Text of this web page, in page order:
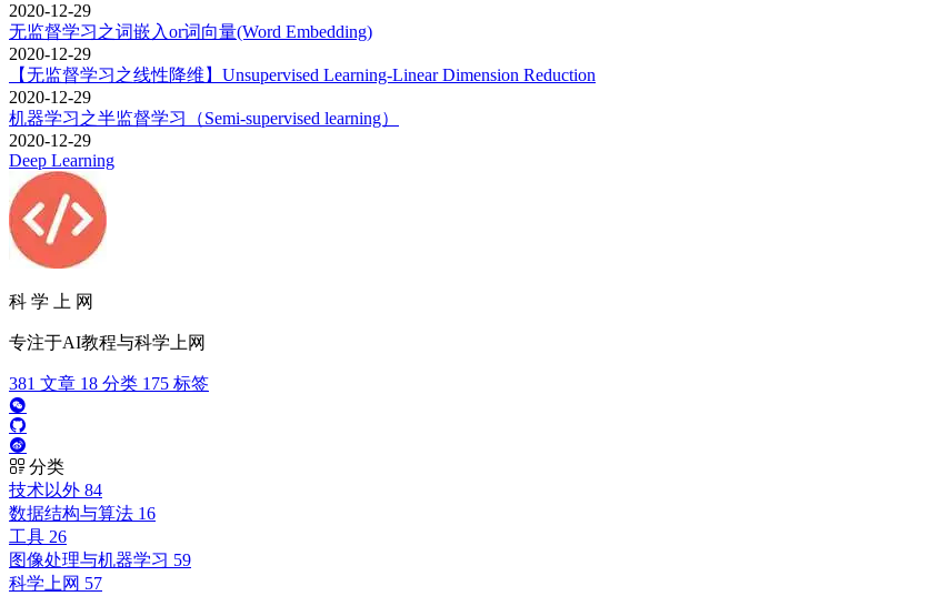
2020-12-29
无监督学习之词嵌入or词向量(Word Embedding)
2020-12-29
【无监督学习之线性降维】Unsupervised Learning-Linear Dimension Reduction
2020-12-29
机器学习之半监督学习（Semi-supervised learning）
2020-12-29
Deep Learning
科 学 上 网
专注于AI教程与科学上网
381 文章 18 分类 175 标签
分类
技术以外 84
数据结构与算法 16
工具 26
图像处理与机器学习 59
科学上网 57